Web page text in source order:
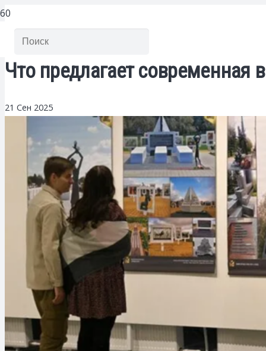
Что предлагает современная
21 Сен 2025